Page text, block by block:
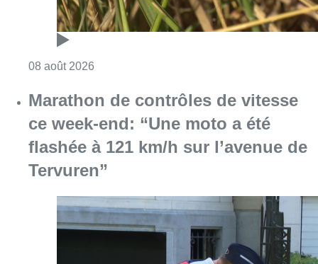
08 août 2026
Marathon de contrôles de vitesse
ce week-end: “Une moto a été
flashée à 121 km/h sur l’avenue de
Tervuren”